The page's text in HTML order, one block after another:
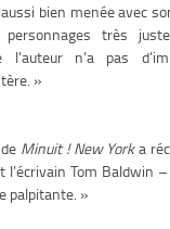
bien menée avec
personnages très
l’auteur n’a pas
»
Minuit !New Yorka
l’écrivain Tom Baldwin
palpitante. »